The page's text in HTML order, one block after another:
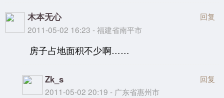
木本无心
2011-05-02 16:23 - 福建省南平市
回复
房子占地面积不少啊……
Zk_s
2011-05-02 20:19 - 广东省惠州市
回复